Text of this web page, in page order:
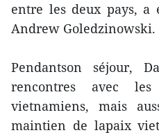
entre les deux pays, a
Andrew Goledzinowski.
Pendantson séjour,
rencontres avec les
vietnamiens, mais
maintien de lapaix